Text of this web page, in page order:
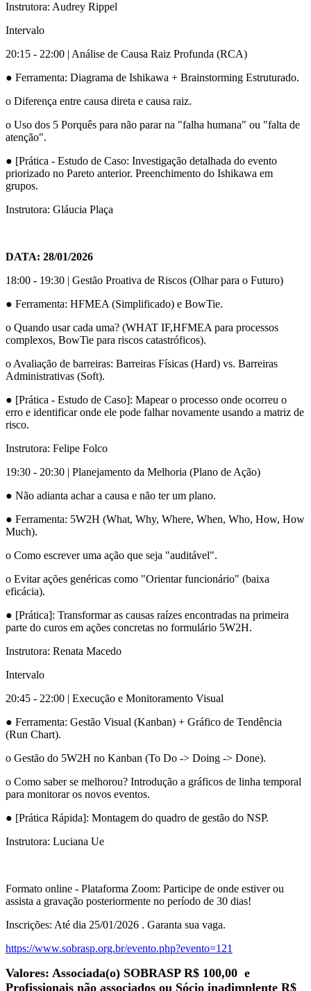
Instrutora: Audrey Rippel
Intervalo
20:15 - 22:00 | Análise de Causa Raiz Profunda (RCA)
● Ferramenta: Diagrama de Ishikawa + Brainstorming Estruturado.
o Diferença entre causa direta e causa raiz.
o Uso dos 5 Porquês para não parar na "falha humana" ou "falta de
atenção".
● [Prática - Estudo de Caso: Investigação detalhada do evento
priorizado no Pareto anterior. Preenchimento do Ishikawa em
grupos.
Instrutora: Gláucia Plaça
DATA: 28/01/2026
18:00 - 19:30 | Gestão Proativa de Riscos (Olhar para o Futuro)
● Ferramenta: HFMEA (Simplificado) e BowTie.
o Quando usar cada uma? (WHAT IF,HFMEA para processos
complexos, BowTie para riscos catastróficos).
o Avaliação de barreiras: Barreiras Físicas (Hard) vs. Barreiras
Administrativas (Soft).
● [Prática - Estudo de Caso]: Mapear o processo onde ocorreu o
erro e identificar onde ele pode falhar novamente usando a matriz de
risco.
Instrutora: Felipe Folco
19:30 - 20:30 | Planejamento da Melhoria (Plano de Ação)
● Não adianta achar a causa e não ter um plano.
● Ferramenta: 5W2H (What, Why, Where, When, Who, How, How
Much).
o Como escrever uma ação que seja "auditável".
o Evitar ações genéricas como "Orientar funcionário" (baixa
eficácia).
● [Prática]: Transformar as causas raízes encontradas na primeira
parte do curos em ações concretas no formulário 5W2H.
Instrutora: Renata Macedo
Intervalo
20:45 - 22:00 | Execução e Monitoramento Visual
● Ferramenta: Gestão Visual (Kanban) + Gráfico de Tendência
(Run Chart).
o Gestão do 5W2H no Kanban (To Do -> Doing -> Done).
o Como saber se melhorou? Introdução a gráficos de linha temporal
para monitorar os novos eventos.
● [Prática Rápida]: Montagem do quadro de gestão do NSP.
Instrutora: Luciana Ue
Formato online - Plataforma Zoom: Participe de onde estiver ou
assista a gravação posteriormente no período de 30 dias!
Inscrições: Até dia 25/01/2026 . Garanta sua vaga.
https://www.sobrasp.org.br/evento.php?evento=121
Valores: Associada(o) SOBRASP R$ 100,00 e
Profissionais não associados ou Sócio inadimplente R$